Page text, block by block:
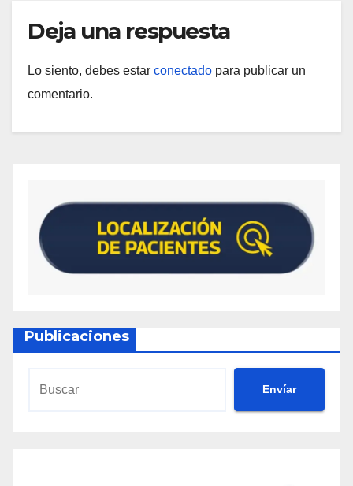
Deja una respuesta
Lo siento, debes estar conectado para publicar un
comentario.
Publicaciones
Envíar